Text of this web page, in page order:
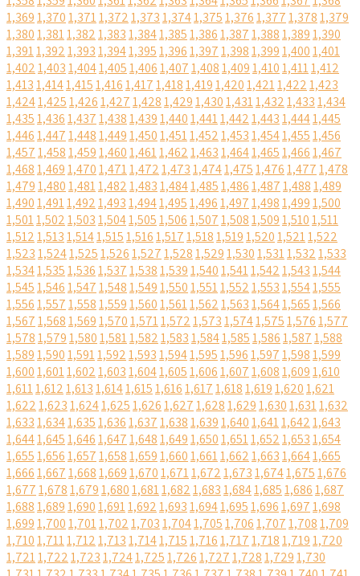
1,3691,3701,3711,3721,3731,3741,3751,3761,3771,3781,379
1,3801,3811,3821,3831,3841,3851,3861,3871,3881,3891,390
1,3911,3921,3931,3941,3951,3961,3971,3981,3991,4001,401
1,4021,4031,4041,4051,4061,4071,4081,4091,4101,4111,412
1,4131,4141,4151,4161,4171,4181,4191,4201,4211,4221,423
1,4241,4251,4261,4271,4281,4291,4301,4311,4321,4331,434
1,4351,4361,4371,4381,4391,4401,4411,4421,4431,4441,445
1,4461,4471,4481,4491,4501,4511,4521,4531,4541,4551,456
1,4571,4581,4591,4601,4611,4621,4631,4641,4651,4661,467
1,4681,4691,4701,4711,4721,4731,4741,4751,4761,4771,478
1,4791,4801,4811,4821,4831,4841,4851,4861,4871,4881,489
1,4901,4911,4921,4931,4941,4951,4961,4971,4981,4991,500
1,5011,5021,5031,5041,5051,5061,5071,5081,5091,5101,511
1,5121,5131,5141,5151,5161,5171,5181,5191,5201,5211,522
1,5231,5241,5251,5261,5271,5281,5291,5301,5311,5321,533
1,5341,5351,5361,5371,5381,5391,5401,5411,5421,5431,544
1,5451,5461,5471,5481,5491,5501,5511,5521,5531,5541,555
1,5561,5571,5581,5591,5601,5611,5621,5631,5641,5651,566
1,5671,5681,5691,5701,5711,5721,5731,5741,5751,5761,577
1,5781,5791,5801,5811,5821,5831,5841,5851,5861,5871,588
1,5891,5901,5911,5921,5931,5941,5951,5961,5971,5981,599
1,6001,6011,6021,6031,6041,6051,6061,6071,6081,6091,610
1,6111,6121,6131,6141,6151,6161,6171,6181,6191,6201,621
1,6221,6231,6241,6251,6261,6271,6281,6291,6301,6311,632
1,6331,6341,6351,6361,6371,6381,6391,6401,6411,6421,643
1,6441,6451,6461,6471,6481,6491,6501,6511,6521,6531,654
1,6551,6561,6571,6581,6591,6601,6611,6621,6631,6641,665
1,6661,6671,6681,6691,6701,6711,6721,6731,6741,6751,676
1,6771,6781,6791,6801,6811,6821,6831,6841,6851,6861,687
1,6881,6891,6901,6911,6921,6931,6941,6951,6961,6971,698
1,6991,7001,7011,7021,7031,7041,7051,7061,7071,7081,709
1,7101,7111,7121,7131,7141,7151,7161,7171,7181,7191,720
1,7211,7221,7231,7241,7251,7261,7271,7281,7291,730